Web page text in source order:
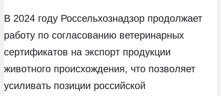
В 2024 году Россельхознадзор продолжает
работу по согласованию ветеринарных
сертификатов на экспорт продукции
животного происхождения, что позволяет
усиливать позиции российской